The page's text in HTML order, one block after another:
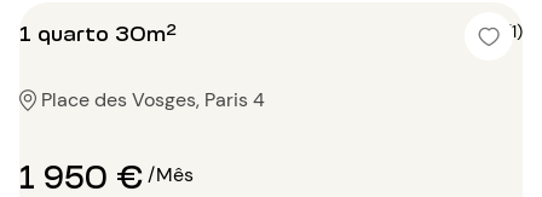
1 quarto 30m² 5 (1)
Place des Vosges, Paris 4
1 950 €/Mês